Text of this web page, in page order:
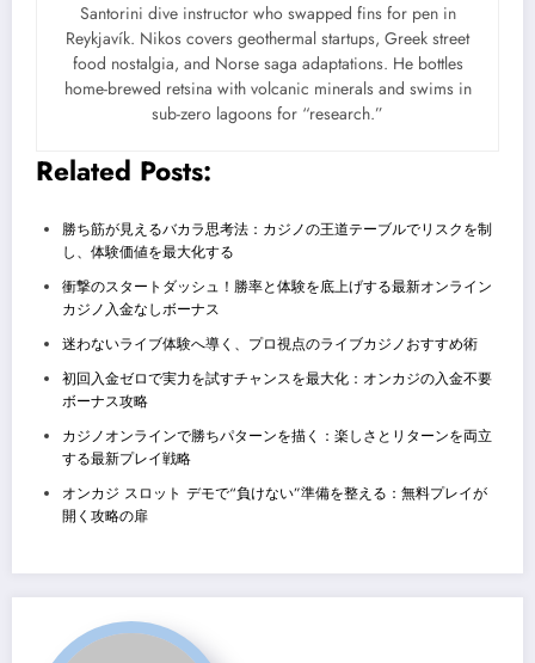
Santorini dive instructor who swapped fins for pen in
Reykjavík. Nikos covers geothermal startups, Greek street
food nostalgia, and Norse saga adaptations. He bottles
home-brewed retsina with volcanic minerals and swims in
sub-zero lagoons for “research.”
Related Posts:
勝ち筋が見えるバカラ思考法：カジノの王道テーブルでリスクを制
し、体験価値を最大化する
衝撃のスタートダッシュ！勝率と体験を底上げする最新オンライン
カジノ入金なしボーナス
迷わないライブ体験へ導く、プロ視点のライブカジノおすすめ術
初回入金ゼロで実力を試すチャンスを最大化：オンカジの入金不要
ボーナス攻略
カジノオンラインで勝ちパターンを描く：楽しさとリターンを両立
する最新プレイ戦略
オンカジ スロット デモで“負けない”準備を整える：無料プレイが
開く攻略の扉